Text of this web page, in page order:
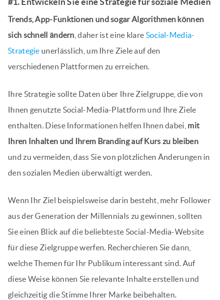
Trends, App-Funktionen und sogar Algorithmen können
sich schnell ändern , daher ist eine klare Social-Media-
Strategie unerlässlich, um Ihre Ziele auf den
verschiedenen Plattformen zu erreichen.
Ihre Strategie sollte Daten über Ihre Zielgruppe, die von
Ihnen genutzte Social-Media-Plattform und Ihre Ziele
enthalten. Diese Informationen helfen Ihnen dabei, mit
Ihren Inhalten und Ihrem Branding auf Kurs zu bleiben
und zu vermeiden, dass Sie von plötzlichen Änderungen in
den sozialen Medien überwältigt werden.
Wenn Ihr Ziel beispielsweise darin besteht, mehr Follower
aus der Generation der Millennials zu gewinnen, sollten
Sie einen Blick auf die beliebteste Social-Media-Website
für diese Zielgruppe werfen. Recherchieren Sie dann,
welche Themen für Ihr Publikum interessant sind. Auf
diese Weise können Sie relevante Inhalte erstellen und
gleichzeitig die Stimme Ihrer Marke beibehalten.